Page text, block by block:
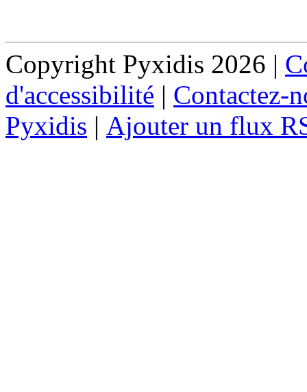
Copyright Pyxidis 2026 |
d'accessibilité | Contactez-
Pyxidis | Ajouter un flux